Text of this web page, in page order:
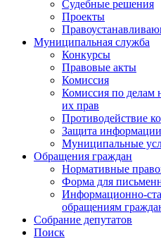
Судебные решения
Проекты
Муниципальная служба
Конкурсы
Правовые акты
Комиссия
Комиссия по делам
их прав
Противодействие
Защита
Муниципальные
Обращения граждан
Нормативные
Форма для
Информационно-
обращениям
Собрание депутатов
Поиск